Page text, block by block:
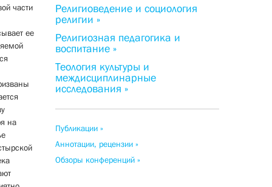
части
ее
на
Религиоведение и социология
религии »
Религиозная педагогика и
воспитание »
Теология культуры и
междисциплинарные
исследования »
Публикации »
Аннотации, рецензии »
Обзоры конференций »